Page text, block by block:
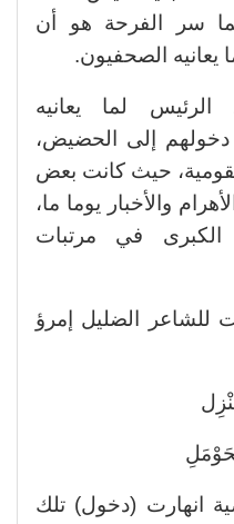
سر الفرحة هو أن
الصحفيون.
لما يعانيه
إلى الحضيض،
حيث كانت بعض
والأخبار يوما ما،
الكبرى في مرتبات
للشاعر الضليل إمرؤ
انهارت (دخول) تلك